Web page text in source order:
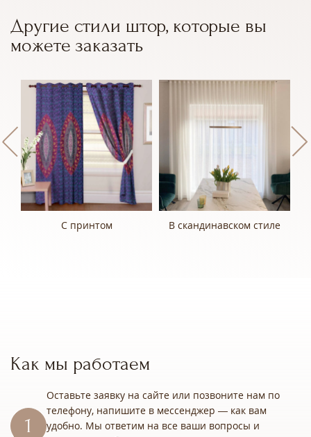
Другие стили штор, которые вы
можете заказать
С принтом В скандинавском стиле
Как мы работаем
Оставьте заявку на сайте или позвоните нам по
телефону, напишите в мессенджер — как вам
удобно. Мы ответим на все ваши вопросы и